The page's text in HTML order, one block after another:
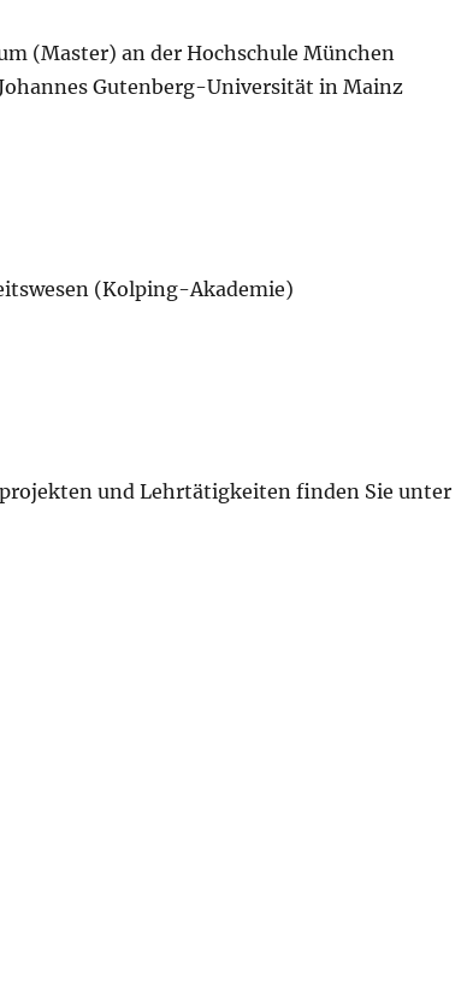
(Master) an der Hochschule München
Gutenberg-Universität in Mainz
(Kolping-Akademie)
und Lehrtätigkeiten finden Sie unter